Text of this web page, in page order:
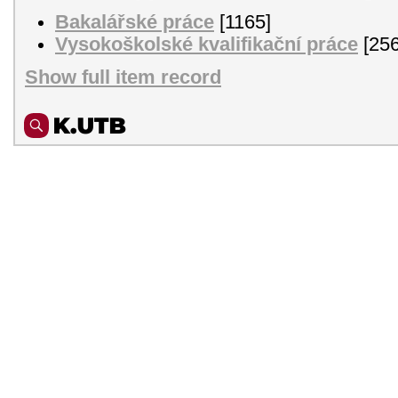
Bakalářské práce [1165]
Vysokoškolské kvalifikační práce
Show full item record